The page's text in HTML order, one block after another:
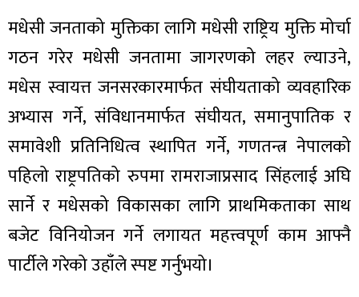
मधेसी जनताको मुक्तिका लागि मधेसी राष्ट्रिय मुक्ति मोर्चा
गठन गरेर मधेसी जनतामा जागरणको लहर ल्याउने,
मधेस स्वायत्त जनसरकारमार्फत संघीयताको व्यवहारिक
अभ्यास गर्ने, संविधानमार्फत संघीयत, समानुपातिक र
समावेशी प्रतिनिधित्व स्थापित गर्ने, गणतन्त्र नेपालको
पहिलो राष्ट्रपतिको रुपमा रामराजाप्रसाद सिंहलाई अघि
सार्ने र मधेसको विकासका लागि प्राथमिकताका साथ
बजेट विनियोजन गर्ने लगायत महत्त्वपूर्ण काम आफ्नै
पार्टीले गरेको उहाँले स्पष्ट गर्नुभयो।